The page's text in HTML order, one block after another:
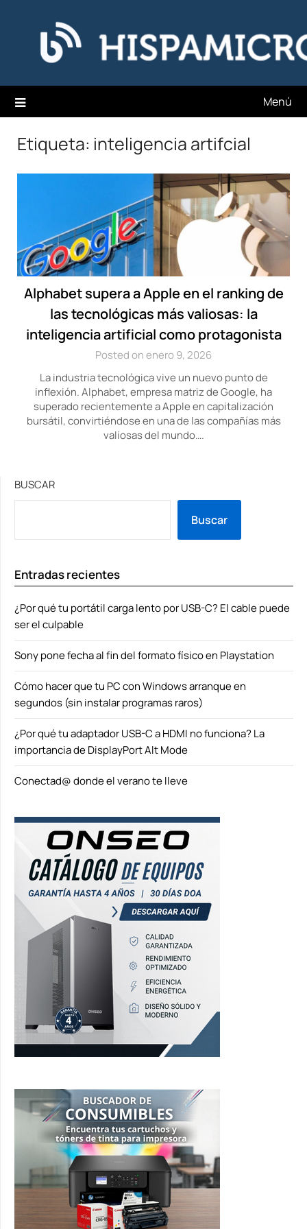
contenido
Hispamicro Blog
Menú
Etiqueta: inteligencia artifcial
Alphabet supera a Apple en el ranking de
las tecnológicas más valiosas: la
inteligencia artificial como protagonista
Posted on enero 9, 2026
La industria tecnológica vive un nuevo punto de
inflexión. Alphabet, empresa matriz de Google, ha
superado recientemente a Apple en capitalización
bursátil, convirtiéndose en una de las compañías más
valiosas del mundo….
BUSCAR
Buscar
Entradas recientes
¿Por qué tu portátil carga lento por USB-C? El cable puede
ser el culpable
Sony pone fecha al fin del formato físico en Playstation
Cómo hacer que tu PC con Windows arranque en
segundos (sin instalar programas raros)
¿Por qué tu adaptador USB-C a HDMI no funciona? La
importancia de DisplayPort Alt Mode
Conectad@ donde el verano te lleve